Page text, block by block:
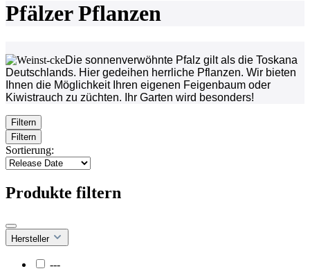
Pfälzer Pflanzen
Die sonnenverwöhnte Pfalz gilt als die Toskana
Deutschlands. Hier gedeihen herrliche Pflanzen. Wir bieten
Ihnen die Möglichkeit Ihren eigenen Feigenbaum oder
Kiwistrauch zu züchten. Ihr Garten wird besonders!
Filtern
Filtern
Sortierung:
Produkte filtern
Hersteller
---